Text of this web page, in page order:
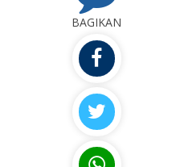
BAGIKAN